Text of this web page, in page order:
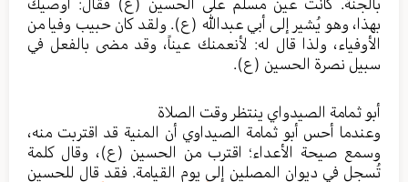
بهذا، وهو يُشير إلى أبي عبدالله (ع). ولقد كان حبيب وفيا من
الأوفياء، ولذا قال له: لأنعمنك عيناً، وقد مضى بالفعل في
سبيل نصرة الحسين (ع).
أبو ثمامة الصيدواي ينتظر وقت الصلاة
وعندما أحس أبو ثمامة الصيداوي أن المنية قد اقتربت منه،
وسمع صيحة الأعداء؛ اقترب من الحسين (ع)، وقال كلمة
تُسجل في ديوان المصلين إلى يوم القيامة. فقد قال للحسين